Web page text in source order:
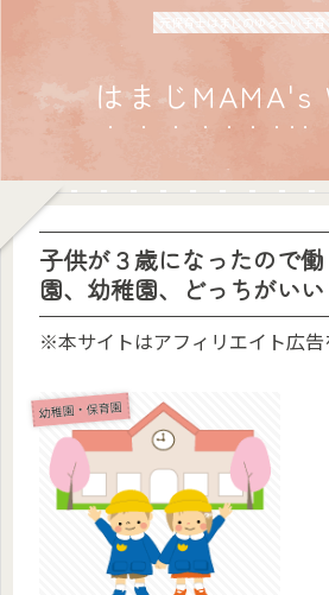
元保育士はまじのゆるーい子育
はまじMAMA's
子供が３歳になったので
園、幼稚園、どっちがいい
※本サイトはアフィリエイト広告
幼稚園・保育園